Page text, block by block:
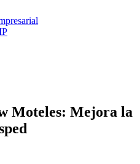
Moteles: Mejora la